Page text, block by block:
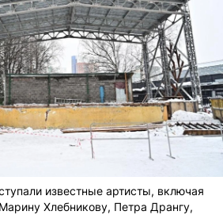
известные артисты, включая
Хлебникову, Петра Дрангу,